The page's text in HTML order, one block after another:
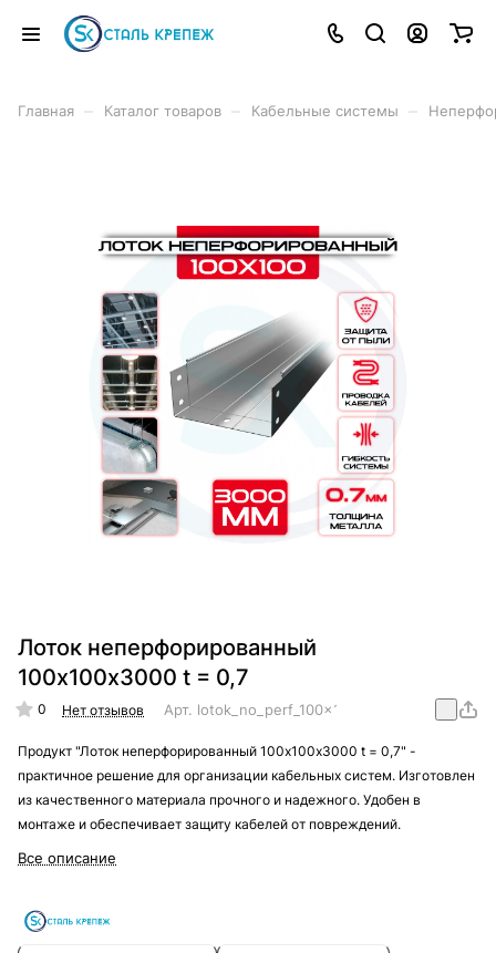
Главная Каталог товаров Кабельные системы
Лоток неперфорированный
100х100х3000 t = 0,7
0 Нет отзывов Арт. lotok_no_perf_100x100x3000_t_=_0,7
Продукт "Лоток неперфорированный 100х100х3000 t = 0,7" -
практичное решение для организации кабельных систем. Изготовлен
из качественного материала прочного и надежного. Удобен в
монтаже и обеспечивает защиту кабелей от повреждений.
Все описание